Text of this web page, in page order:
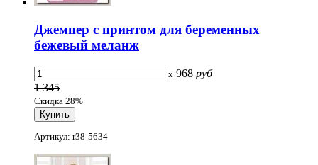
Джемпер с принтом для беременных
бежевый меланж
x 968 руб
1 345
Скидка 28%
Артикул: r38-5634